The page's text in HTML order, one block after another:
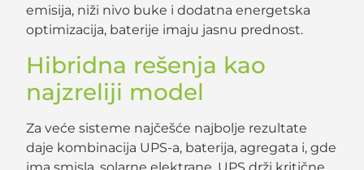
emisija, niži nivo buke i dodatna energetska
optimizacija, baterije imaju jasnu prednost.
Hibridna rešenja kao
najzreliji model
Za veće sisteme najčešće najbolje rezultate
daje kombinacija UPS-a, baterija, agregata i, gde